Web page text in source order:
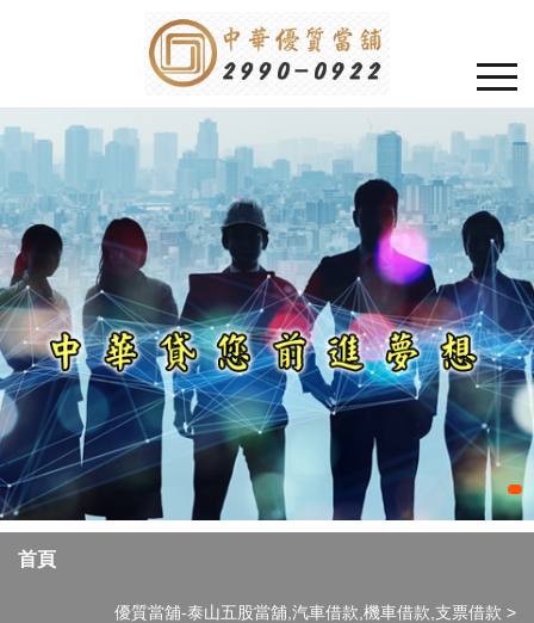
首頁
優質當舖-泰山五股當舖,汽車借款,機車借款,支票借款 >